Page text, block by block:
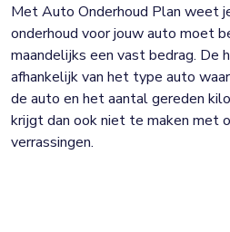
Met Auto Onderhoud Plan weet
onderhoud voor jouw auto moet
maandelijks een vast bedrag. De
afhankelijk van het type auto
de auto en het aantal gereden
krijgt dan ook niet te maken met
verrassingen.